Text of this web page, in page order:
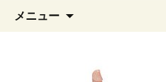
メニュー